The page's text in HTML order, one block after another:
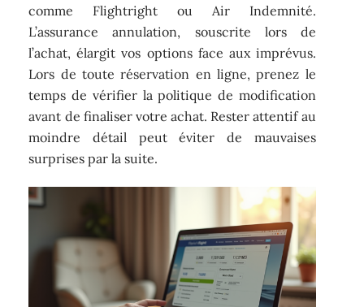
comme Flightright ou Air Indemnité.
L’assurance annulation, souscrite lors de
l’achat, élargit vos options face aux imprévus.
Lors de toute réservation en ligne, prenez le
temps de vérifier la politique de modification
avant de finaliser votre achat. Rester attentif au
moindre détail peut éviter de mauvaises
surprises par la suite.